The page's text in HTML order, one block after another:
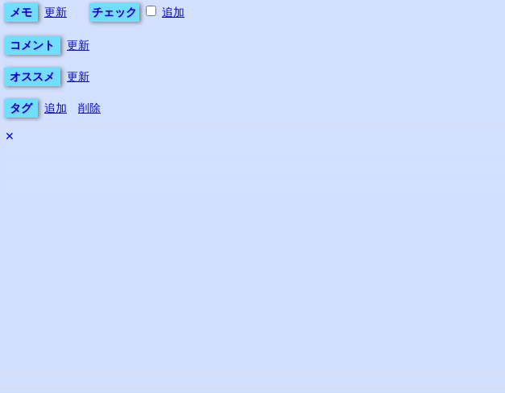
メモ 更新 チェック 追加
コメント 更新
オススメ 更新
タグ 追加 削除
✕